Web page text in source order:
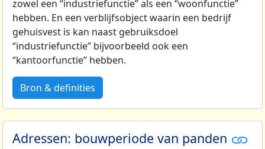
zowel een “industriefunctie” als een “woonfunctie”
hebben. En een verblijfsobject waarin een bedrijf
gehuisvest is kan naast gebruiksdoel
“industriefunctie” bijvoorbeeld ook een
“kantoorfunctie” hebben.
Bron & definities
Adressen: bouwperiode van panden